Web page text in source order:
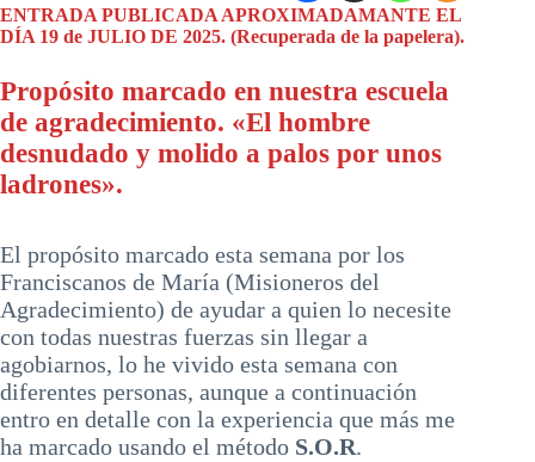
ENTRADA PUBLICADA APROXIMADAMANTE EL
DÍA 19 de JULIO DE 2025. (Recuperada de la papelera).
Propósito marcado en nuestra escuela
de agradecimiento. «El hombre
desnudado y molido a palos por unos
ladrones».
El propósito marcado esta semana por los
Franciscanos de María (Misioneros del
Agradecimiento) de ayudar a quien lo necesite
con todas nuestras fuerzas sin llegar a
agobiarnos, lo he vivido esta semana con
diferentes personas, aunque a continuación
entro en detalle con la experiencia que más me
ha marcado usando el método S.O.R.